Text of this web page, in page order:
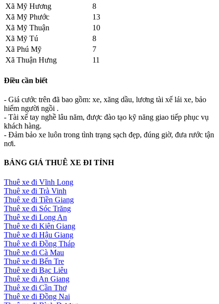
Xã Mỹ Hương
8
Xã Mỹ Phước
13
Xã Mỹ Thuận
10
Xã Mỹ Tú
8
Xã Phú Mỹ
7
Xã Thuận Hưng
11
Điều cần biết
- Giá cước trên đã bao gồm: xe, xăng dầu, lương tài xế lái xe, bảo
hiểm người ngồi .
- Tài xế tay nghề lâu năm, được đào tạo kỹ năng giao tiếp phục vụ
khách hàng.
- Đảm bảo xe luôn trong tình trạng sạch đẹp, đúng giờ, đưa rước tận
nơi.
BẢNG GIÁ THUÊ XE ĐI TỈNH
Thuê xe đi Vĩnh Long
Thuê xe đi Trà Vinh
Thuê xe đi Tiền Giang
Thuê xe đi Sóc Trăng
Thuê xe đi Long An
Thuê xe đi Kiên Giang
Thuê xe đi Hậu Giang
Thuê xe đi Đồng Tháp
Thuê xe đi Cà Mau
Thuê xe đi Bến Tre
Thuê xe đi Bạc Liêu
Thuê xe đi An Giang
Thuê xe đi Cần Thơ
Thuê xe đi Đồng Nai